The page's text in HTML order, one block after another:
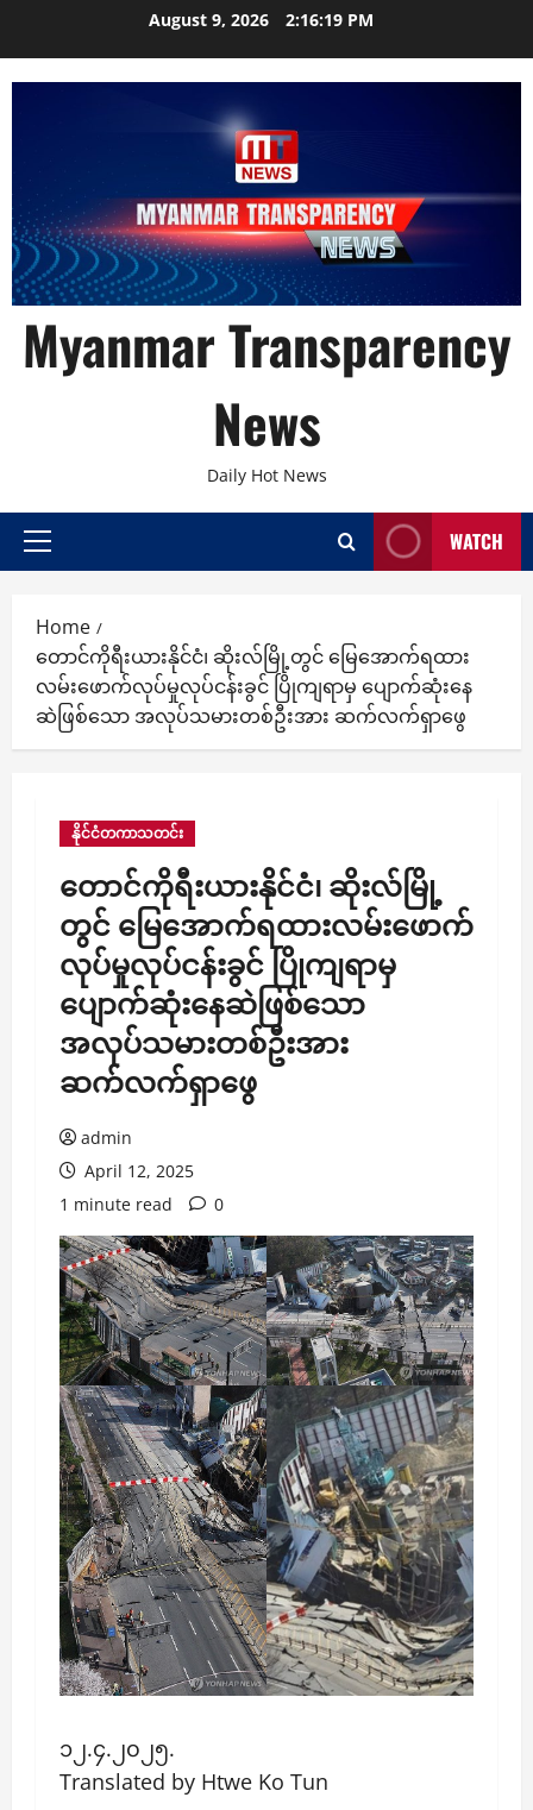
August 9, 2026 2:16:20 PM
Myanmar Transparency
News
Daily Hot News
Primary
WATCH
Home
တောင်ကိုရီးယားနိုင်ငံ၊ ဆိုးလ်မြို့တွင် မြေအောက်ရထား
လမ်းဖောက်လုပ်မှုလုပ်ငန်းခွင် ပြိုကျရာမှ ပျောက်ဆုံးနေ
ဆဲဖြစ်သော အလုပ်သမားတစ်ဦးအား ဆက်လက်ရှာဖွေ
နိုင်ငံတကာသတင်း
တောင်ကိုရီးယားနိုင်ငံ၊ ဆိုးလ်မြို့
တွင် မြေအောက်ရထားလမ်းဖောက်
လုပ်မှုလုပ်ငန်းခွင် ပြိုကျရာမှ
ပျောက်ဆုံးနေဆဲဖြစ်သော
အလုပ်သမားတစ်ဦးအား
ဆက်လက်ရှာဖွေ
admin
April 12, 2025
1 minute read
0
၁၂.၄.၂၀၂၅.
Translated by Htwe Ko Tun